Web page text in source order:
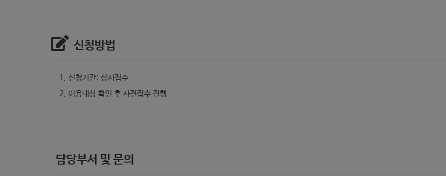
신청방법
신청기간: 상시접수
이용대상 확인 후 사전접수 진행
담당부서 및 문의